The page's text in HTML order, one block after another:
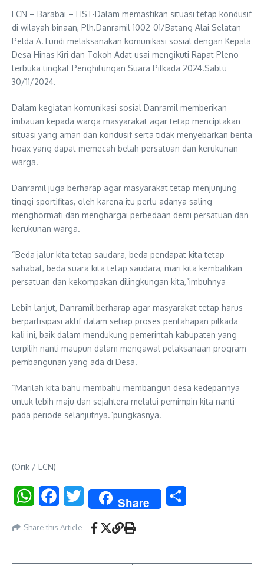
LCN – Barabai – HST-Dalam memastikan situasi tetap kondusif
di wilayah binaan, Plh.Danramil 1002-01/Batang Alai Selatan
Pelda A.Turidi melaksanakan komunikasi sosial dengan Kepala
Desa Hinas Kiri dan Tokoh Adat usai mengikuti Rapat Pleno
terbuka tingkat Penghitungan Suara Pilkada 2024.Sabtu
30/11/2024.
Dalam kegiatan komunikasi sosial Danramil memberikan
imbauan kepada warga masyarakat agar tetap menciptakan
situasi yang aman dan kondusif serta tidak menyebarkan berita
hoax yang dapat memecah belah persatuan dan kerukunan
warga.
Danramil juga berharap agar masyarakat tetap menjunjung
tinggi sportifitas, oleh karena itu perlu adanya saling
menghormati dan menghargai perbedaan demi persatuan dan
kerukunan warga.
“Beda jalur kita tetap saudara, beda pendapat kita tetap
sahabat, beda suara kita tetap saudara, mari kita kembalikan
persatuan dan kekompakan dilingkungan kita,”imbuhnya
Lebih lanjut, Danramil berharap agar masyarakat tetap harus
berpartisipasi aktif dalam setiap proses pentahapan pilkada
kali ini, baik dalam mendukung pemerintah kabupaten yang
terpilih nanti maupun dalam mengawal pelaksanaan program
pembangunan yang ada di Desa.
“Marilah kita bahu membahu membangun desa kedepannya
untuk lebih maju dan sejahtera melalui pemimpin kita nanti
pada periode selanjutnya.”pungkasnya.
(Orik / LCN)
WhatsAppFacebookTwitter Share
Share this Article